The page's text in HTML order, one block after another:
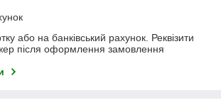
або на банківський рахунок. Реквізити
після оформлення замовлення